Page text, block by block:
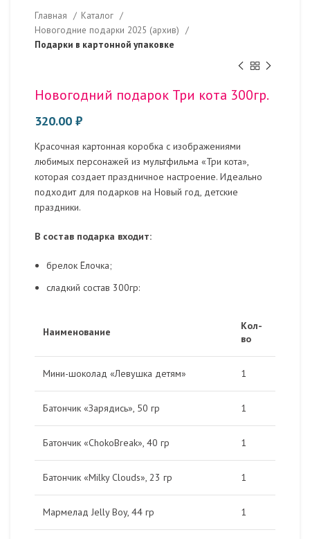
Главная
Каталог
Новогодние подарки 2025 (архив)
Подарки в картонной упаковке
Новогодний подарок Три кота 300гр.
320.00 ₽
Красочная картонная коробка с изображениями
любимых персонажей из мультфильма «Три кота»,
которая создает праздничное настроение. Идеально
подходит для подарков на Новый год, детские
праздники.
В состав подарка входит:
брелок Ёлочка;
сладкий состав 300гр:
Наименование
Кол-
во
Мини-шоколад «Левушка детям» 1
Батончик «Зарядись», 50 гр 1
Батончик «ChokoBreak», 40 гр 1
Батончик «Milky Clouds», 23 гр 1
Мармелад Jelly Boy, 44 гр 1